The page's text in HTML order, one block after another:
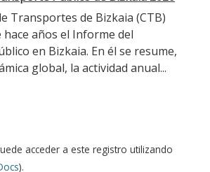
Transportes de Bizkaia (CTB)
hace años el Informe del
en Bizkaia. En él se resume,
global, la actividad anual...
acceder a este registro utilizando
).